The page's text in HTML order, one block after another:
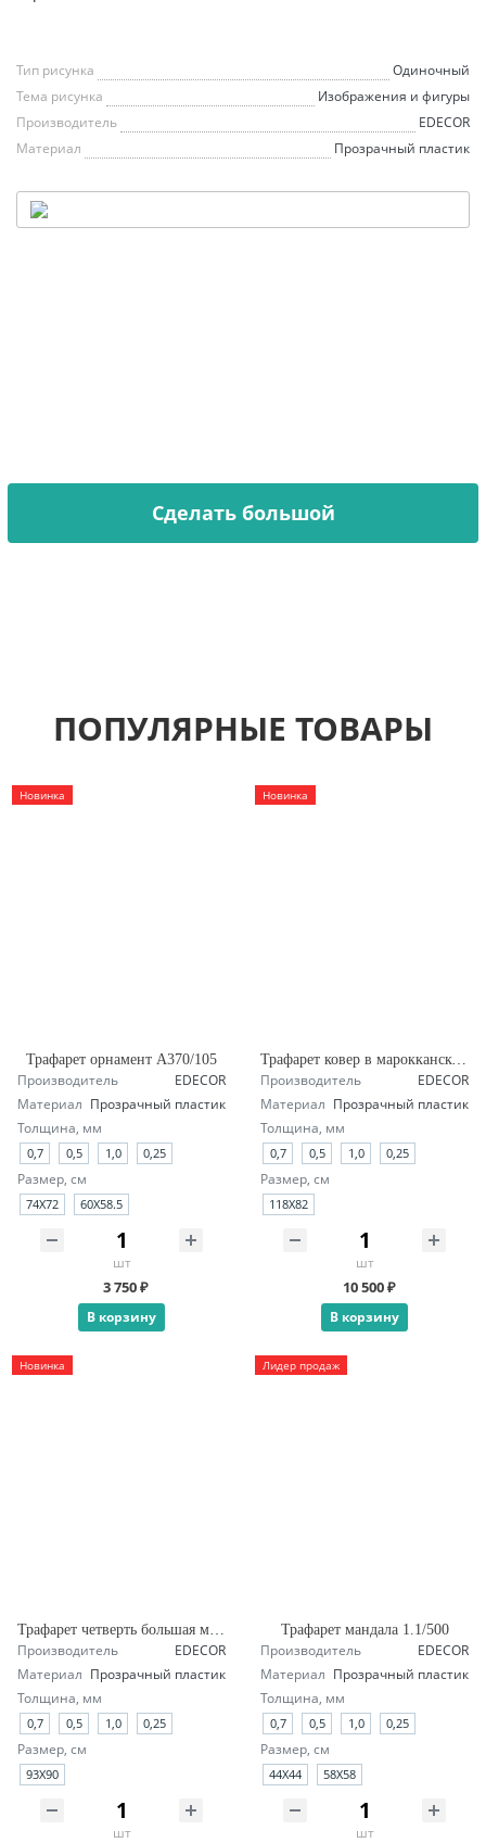
Тип рисунка
Одиночный
Тема рисунка
Изображения и фигуры
Производитель
EDECOR
Материал
Прозрачный пластик
Сделать большой
ПОПУЛЯРНЫЕ ТОВАРЫ
Новинка
Трафарет орнамент А370/105
Производитель
EDECOR
Материал Прозрачный пластик
Толщина, мм
0,7 0,5 1,0 0,25
Размер, см
74Х72 60Х58.5
шт
3 750 ₽
В корзину
Новинка
Трафарет ковер в марокканском стиле А145/1904
Производитель
EDECOR
Материал Прозрачный пластик
Толщина, мм
0,7 0,5 1,0 0,25
Размер, см
118X82
шт
10 500 ₽
В корзину
Новинка
Производитель
EDECOR
Материал Прозрачный пластик
Толщина, мм
0,7 0,5 1,0 0,25
Размер, см
93X90
шт
Лидер продаж
Трафарет мандала 1.1/500
Производитель
EDECOR
Материал Прозрачный пластик
Толщина, мм
0,7 0,5 1,0 0,25
Размер, см
44X44 58X58
шт